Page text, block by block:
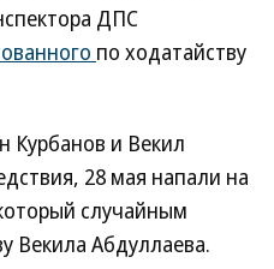
ДПС
по ходатайству
Курбанов и Векил
28 мая напали на
случайным
Векила Абдуллаева.